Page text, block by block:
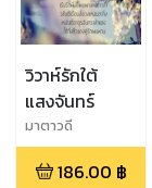
วิวาห์รักใต้
แสงจันทร์
มาตาวดี
186.00 ฿